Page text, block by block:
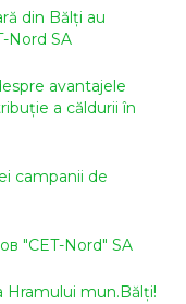
din Bălți au
Nord SA
avantajele
a căldurii în
campanii de
"CET-Nord" SA
Hramului mun.Bălți!